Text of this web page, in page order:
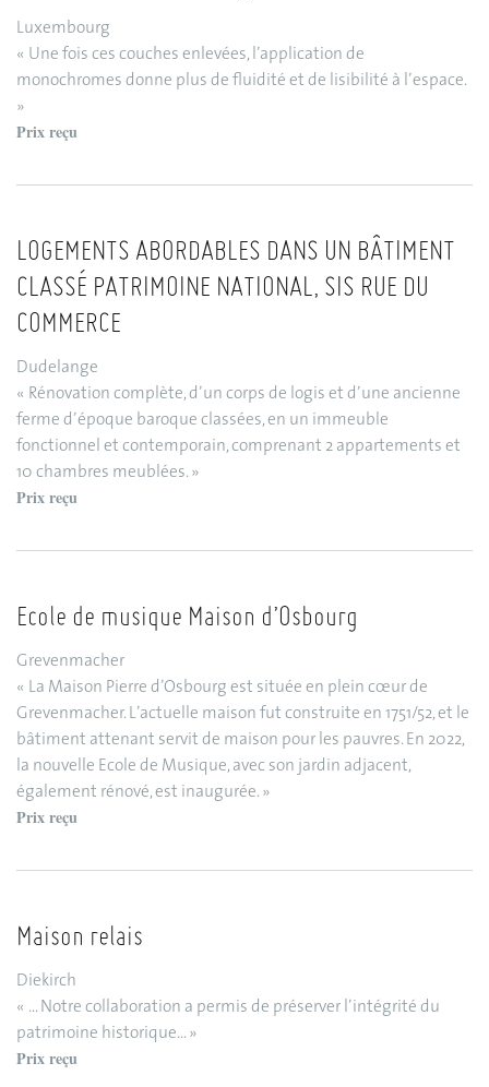
Luxembourg
« Une fois ces couches enlevées, l’application de
monochromes donne plus de fluidité et de lisibilité à l’espace.
»
Prix reçu
LOGEMENTS ABORDABLES DANS UN BÂTIMENT
CLASSÉ PATRIMOINE NATIONAL, SIS RUE DU
COMMERCE
Dudelange
« Rénovation complète, d’un corps de logis et d’une ancienne
ferme d’époque baroque classées, en un immeuble
fonctionnel et contemporain, comprenant 2 appartements et
10 chambres meublées. »
Prix reçu
Ecole de musique Maison d’Osbourg
Grevenmacher
« La Maison Pierre d’Osbourg est située en plein cœur de
Grevenmacher. L’actuelle maison fut construite en 1751/52, et le
bâtiment attenant servit de maison pour les pauvres. En 2022,
la nouvelle Ecole de Musique, avec son jardin adjacent,
également rénové, est inaugurée. »
Prix reçu
Maison relais
Diekirch
« ... Notre collaboration a permis de préserver l’intégrité du
patrimoine historique... »
Prix reçu